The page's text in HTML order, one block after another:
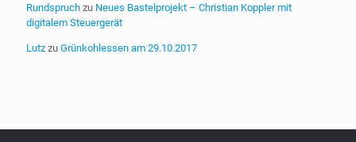
Rundspruch zu Neues Bastelprojekt – Christian Koppler mit
digitalem Steuergerät
Lutz zu Grünkohlessen am 29.10.2017